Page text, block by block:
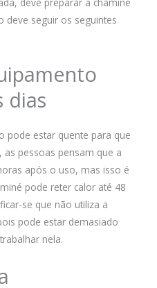
deve seguir os seguintes
dias
pode estar quente para que
as pessoas pensam que a
após o uso, mas isso é
pode reter calor até 48
se que não utiliza a
pode estar demasiado
nela.